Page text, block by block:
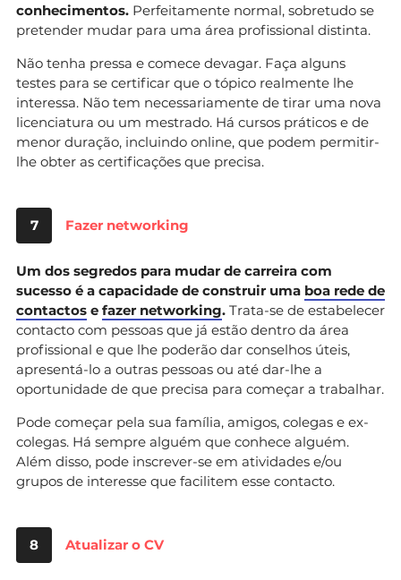
conhecimentos. Perfeitamente normal, sobretudo se
pretender mudar para uma área profissional distinta.
Não tenha pressa e comece devagar. Faça alguns
testes para se certificar que o tópico realmente lhe
interessa. Não tem necessariamente de tirar uma nova
licenciatura ou um mestrado. Há cursos práticos e de
menor duração, incluindo online, que podem permitir-
lhe obter as certificações que precisa.
7 Fazer networking
Um dos segredos para mudar de carreira com
sucesso é a capacidade de construir uma boa rede de
contactos e fazer networking. Trata-se de estabelecer
contacto com pessoas que já estão dentro da área
profissional e que lhe poderão dar conselhos úteis,
apresentá-lo a outras pessoas ou até dar-lhe a
oportunidade de que precisa para começar a trabalhar.
Pode começar pela sua família, amigos, colegas e ex-
colegas. Há sempre alguém que conhece alguém.
Além disso, pode inscrever-se em atividades e/ou
grupos de interesse que facilitem esse contacto.
8 Atualizar o CV